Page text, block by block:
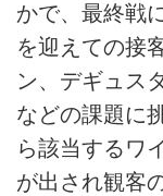
かで、最終戦
を迎えての接
ン、デギュス
などの課題に
ら該当するワ
が出され観客